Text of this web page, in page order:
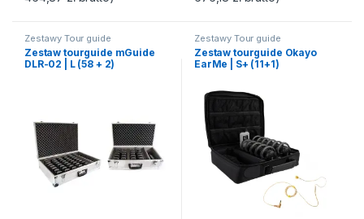
Zestawy Tour guide
Zestaw tourguide mGuide
DLR-02 | L (58 + 2)
Zestawy Tour guide
Zestaw tourguide Okayo
EarMe | S+ (11+1)